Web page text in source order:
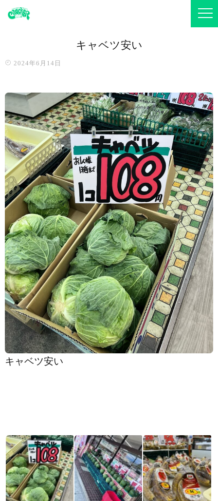
キャベツ安い
2024年6月14日
キャベツ安い